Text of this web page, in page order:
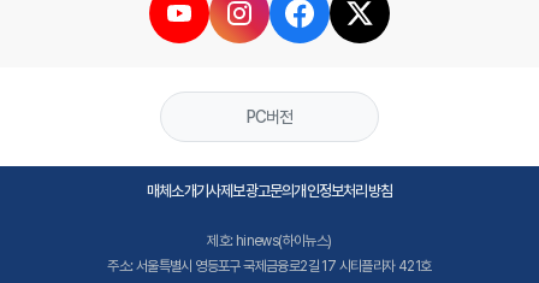
PC버전
매체소개기사제보광고문의개인정보처리방침
제호: hinews(하이뉴스)
주소: 서울특별시 영등포구 국제금융로2길 17 시티플라자 421호